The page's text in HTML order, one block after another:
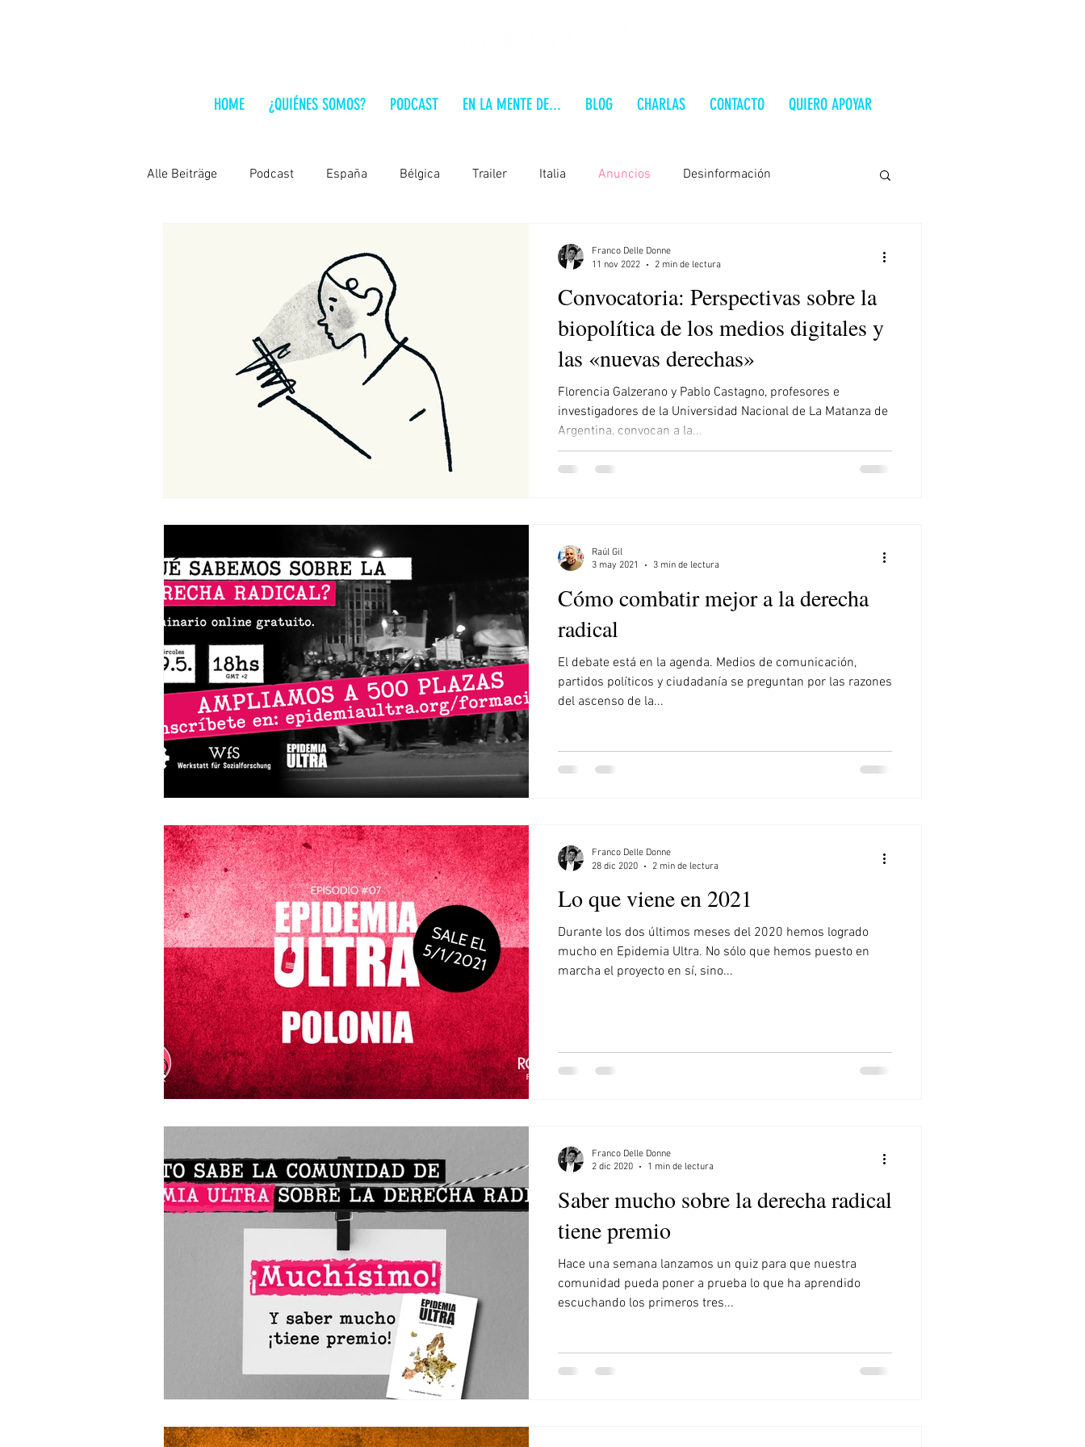
HOME ¿QUIÉNES SOMOS? PODCAST EN LA MENTE DE... BLOG CHARLAS CONTACTO QUIERO APOYAR
Alle Beiträge Podcast España Bélgica Trailer Italia Anuncios Desinformación
Hungría Análisis a fondo Audio-Análisis Formación Entrevista Alt-Right
Argentina Venezuela Irán Trump
Convocatoria: Perspectivas sobre la
biopolítica de los medios digitales y
las «nuevas derechas»
Florencia Galzerano y Pablo Castagno, profesores e
investigadores de la Universidad Nacional de La Matanza de
Argentina, convocan a la...
Franco Delle Donne
11 nov 2022
2 min de lectura
Cómo combatir mejor a la derecha
radical
El debate está en la agenda. Medios de comunicación,
partidos políticos y ciudadanía se preguntan por las razones
del ascenso de la...
Raúl Gil
3 may 2021
3 min de lectura
Lo que viene en 2021
Durante los dos últimos meses del 2020 hemos logrado
mucho en Epidemia Ultra. No sólo que hemos puesto en
marcha el proyecto en sí, sino...
Franco Delle Donne
28 dic 2020
2 min de lectura
Saber mucho sobre la derecha radical
tiene premio
Hace una semana lanzamos un quiz para que nuestra
comunidad pueda poner a prueba lo que ha aprendido
escuchando los primeros tres...
Franco Delle Donne
2 dic 2020
1 min de lectura